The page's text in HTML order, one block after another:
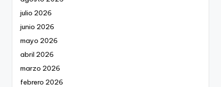
julio 2026
junio 2026
mayo 2026
abril 2026
marzo 2026
febrero 2026